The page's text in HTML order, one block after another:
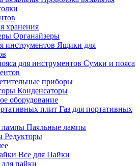
хранения
Органайзеры
Ящики для
Сумки и пояса
приборы
Конденсаторы
оборудование
Газ для портативных
Паяльные лампы
Редукторы
Все для Пайки
пайки